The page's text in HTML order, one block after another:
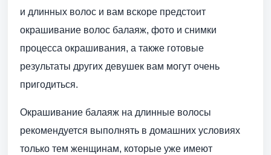
и длинных волос и вам вскоре предстоит
окрашивание волос балаяж, фото и снимки
процесса окрашивания, а также готовые
результаты других девушек вам могут очень
пригодиться.
Окрашивание балаяж на длинные волосы
рекомендуется выполнять в домашних условиях
только тем женщинам, которые уже имеют